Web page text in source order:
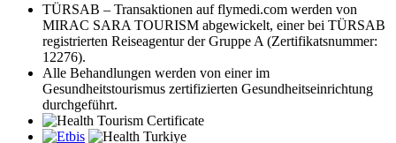
TÜRSAB – Transaktionen auf flymedi.com werden von
MIRAC SARA TOURISM abgewickelt, einer bei TÜRSAB
registrierten Reiseagentur der Gruppe A (Zertifikatsnummer:
12276).
Alle Behandlungen werden von einer im
Gesundheitstourismus zertifizierten Gesundheitseinrichtung
durchgeführt.